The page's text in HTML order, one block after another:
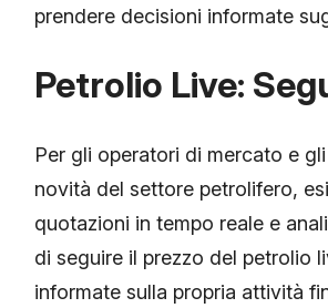
prendere decisioni informate
Petrolio Live:
Per gli operatori di mercato e
novità del settore petrolifero,
quotazioni in tempo reale e
di seguire il prezzo del petrolio
informate sulla propria attività